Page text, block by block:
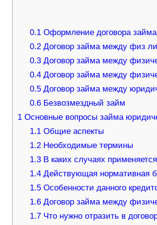
0.1 Оформление договора
0.2 Договор займа между физ
0.3 Договор займа между
0.4 Договор займа между
0.5 Договор займа между
0.6 Безвозмездный займ
1Основные вопросы займа
1.1 Общие аспекты
1.2 Необходимые термины
1.3 В каких случаях
1.4 Действующая нормативная
1.5 Особенности данного
1.6 Договор займа между
1.7 Что нужно отразить в